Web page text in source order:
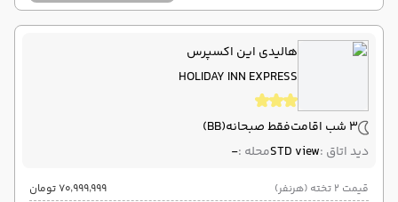
هالیدی این اکسپرس
HOLIDAY INN EXPRESS
3 شب اقامت فقط صبحانه(BB)
دید اتاق :STD viewمحله :-
قیمت 2 تخته (هرنفر)
۷۰٬۹۹۹٬۹۹۹ تومان